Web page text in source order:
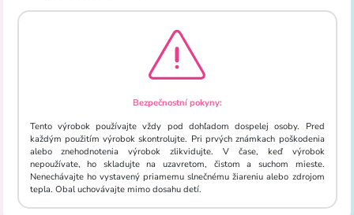
Bezpečnostní pokyny:
Tento výrobok používajte vždy pod dohľadom dospelej osoby. Pred
každým použitím výrobok skontrolujte. Pri prvých známkach poškodenia
alebo znehodnotenia výrobok zlikvidujte. V čase, keď výrobok
nepoužívate, ho skladujte na uzavretom, čistom a suchom mieste.
Nenechávajte ho vystavený priamemu slnečnému žiareniu alebo zdrojom
tepla. Obal uchovávajte mimo dosahu detí.